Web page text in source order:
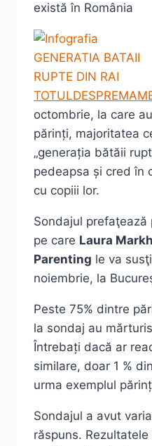
există în România
octombrie, la care
părinți, majoritatea
„generația bătăii
pedeapsa și cred în
cu copiii lor.
Sondajul
pe care Laura
Parenting le va
noiembrie, la
Peste 75% dintre
la sondaj au
Întrebați dacă ar
similare, doar 1 %
urma exemplul
Sondajul a avut
răspuns.